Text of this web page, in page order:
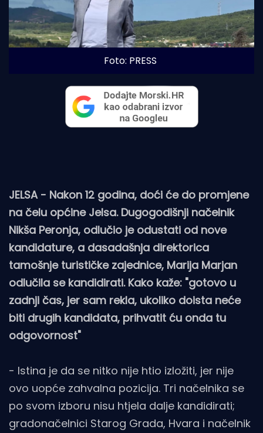
Foto: PRESS
JELSA - Nakon 12 godina, doći će do promjene
na čelu općine Jelsa. Dugogodišnji načelnik
Nikša Peronja, odlučio je odustati od nove
kandidature, a dasadašnja direktorica
tamošnje turističke zajednice, Marija Marjan
odlučila se kandidirati. Kako kaže: "gotovo u
zadnji čas, jer sam rekla, ukoliko doista neće
biti drugih kandidata, prihvatit ću onda tu
odgovornost"
- Istina je da se nitko nije htio izložiti, jer nije
ovo uopće zahvalna pozicija. Tri načelnika se
po svom izboru nisu htjela dalje kandidirati;
gradonačelnici Starog Grada, Hvara i načelnik